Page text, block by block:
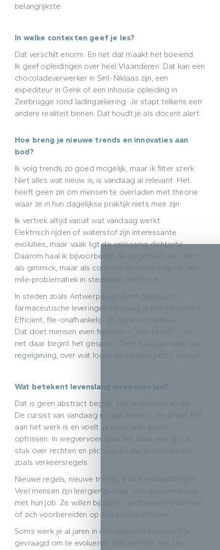
belangrijkste.
In welke contexten geef je les?
Dat verschilt enorm. En net dat maakt het boeiend.
Ik geef opleidingen over heel Vlaanderen. Dat kan een
chocoladeverwerker in Sint-Niklaas zijn, een
expediteur in Genk of een inhouse opleiding in
Zeebrugge rond ladingzekering. Je stapt telkens een
andere realiteit binnen. Dat houdt je als docent alert.
Hoe breng je nieuwe trends en innovaties aan
bod?
Ik volg trends zo goed mogelijk, maar ik filter sterk.
Niet alles wat nieuw is, is vandaag al relevant. Het
heeft geen zin om mensen te overladen met theorie
waar ze in hun dagelijkse praktijk niets mee zijn.
Ik vertrek altijd vanuit wat vandaag werkt.
Elektrisch rijden of waterstof zijn interessante
evoluties, maar vaak ligt de oplossing dichterbij.
Daarom haal ik bijvoorbeeld de cargofiets aan. Niet
als gimmick, maar als concreet antwoord op de last-
mile-problematiek in stedelijke distributie.
In steden zoals Antwerpen en Gent gebeuren
farmaceutische leveringen vandaag al per cargofiets.
Efficiënt, file-onafhankelijk en perfect planbaar.
Dat doet mensen even fronsen — “een fiets?” — en
net daar begint het gesprek. Over haalbaarheid, over
regelgeving, over wat logistiek vandaag echt vraagt.
Wat betekent levenslang leren voor jou?
Dat is geen abstract begrip. Het is gewoon nodig.
De cursist van vandaag is vaak iemand die al een tijd
aan het werk is en voelt: ik moet mijn kennis
opfrissen. In wegvervoer gaat het voor een groot
stuk over rechten en plichten. En die evolueren, net
zoals verkeersregels.
Nieuwe regels, nieuwe trends, ieuwe verwachtingen, …
Veel mensen zijn leergierig, maar ook gewoon bezig
met hun job. Ze willen bijblijven, gechallenged worden
of zich voorbereiden op een volgende stap.
Soms werk je al jaren in één vakgebied en word je
gevraagd om te evolueren. Dan denk je: oei, die